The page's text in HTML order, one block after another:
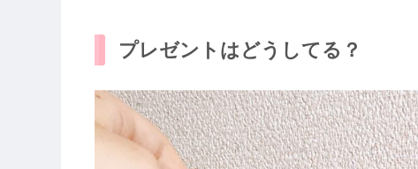
プレゼントはどうしてる？